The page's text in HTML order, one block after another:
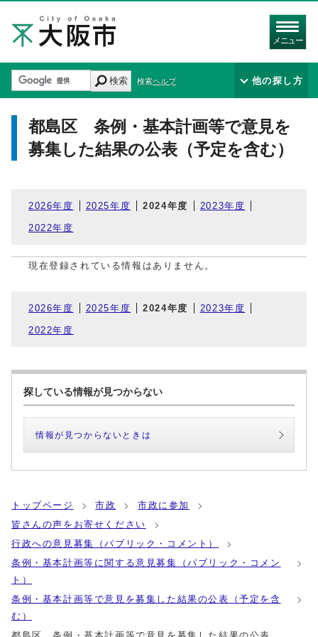
メニュー
検索 検索ヘルプ 他の探し方
都島区 条例・基本計画等で意見を
募集した結果の公表（予定を含む）
2026年度 2025年度 2024年度 2023年度
2022年度
現在登録されている情報はありません。
2026年度 2025年度 2024年度 2023年度
2022年度
探している情報が見つからない
情報が見つからないときは
トップページ 市政
市政に参加
皆さんの声をお寄せください
行政への意見募集（パブリック・コメント）
条例・基本計画等に関する意見募集（パブリック・コメン
ト）
条例・基本計画等で意見を募集した結果の公表（予定を含
む）